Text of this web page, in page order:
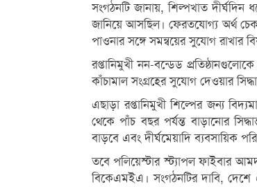
সংগঠনটি জানায়, শিল্পখাত দীর্ঘদিন
জানিয়ে আসছিল। ফেরতযোগ্য অর্থ
পাওনার সঙ্গে সমন্বয়ের সুযোগ রাখার
রপ্তানিমুখী নন-বন্ডেড
কাঁচামাল সংগ্রহের সুযোগ দেওয়ার
এছাড়া রপ্তানিমুখী শিল্পের জন্য
থেকে পাঁচ বছর পর্যন্ত বাড়ানোর
বাড়বে এবং দীর্ঘমেয়াদি ব্যবসায়িক
তবে পলিয়েস্টার স্ট্যাপল ফাইবার
বিকেএমইএ। সংগঠনটির দাবি, দেশে